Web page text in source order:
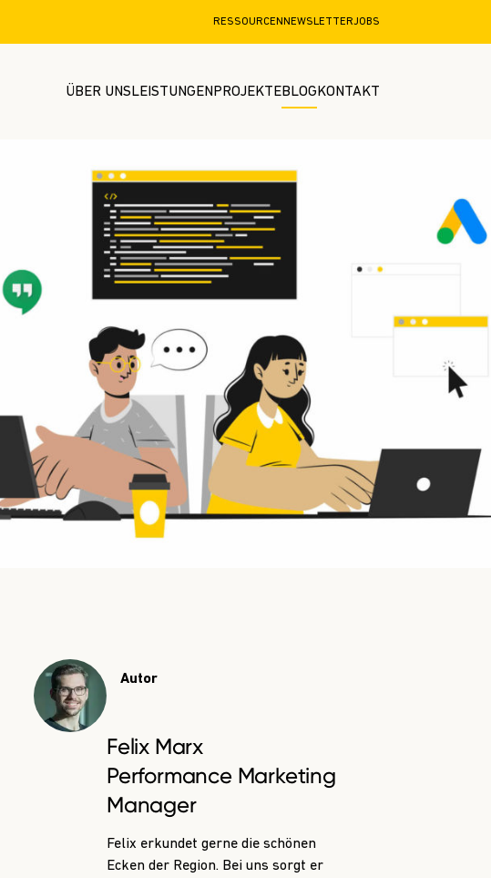
RESSOURCEN NEWSLETTERJOBS
ÜBER UNS LEISTUNGEN PROJEKTEBLOG KONTAKT
Autor
Felix Marx
Performance Marketing
Manager
Felix erkundet gerne die schönen
Ecken der Region. Bei uns sorgt er